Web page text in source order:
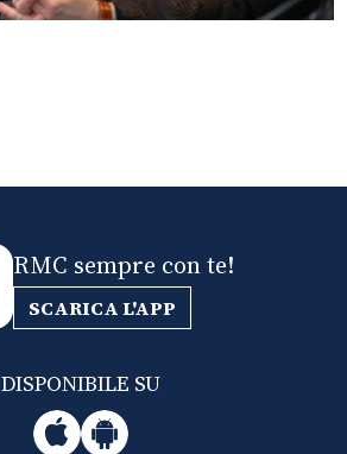
RMC sempre con te!
SCARICA L'APP
DISPONIBILE SU